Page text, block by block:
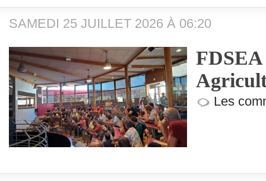
SAMEDI 25 JUILLET 2026 À 06:20
FDSEA
Les